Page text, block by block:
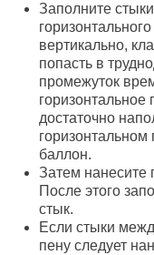
Заполните
вертикально,
попасть в
промежуток
достаточно
горизонтальном
баллон.
Затем нанесите
После этого
стык.
Если стыки
пену следует